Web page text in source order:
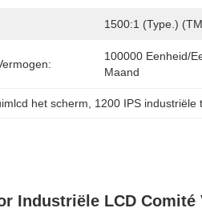
1500:1 (Type.)
100000 Eenheid/
Maand
het scherm 1200 IPS industriële
Industriële LCD Comité